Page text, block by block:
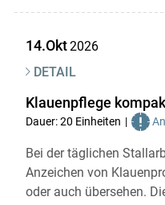
14.Okt2026
DETAIL
Klauenpflege
Dauer: 20 Einheiten
Bei der täglichen
Anzeichen von
oder auch übersehen.